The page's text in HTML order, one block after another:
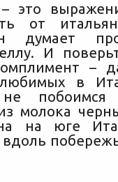
– это
от
думает
И
–
в
побоимся
молока
на юге